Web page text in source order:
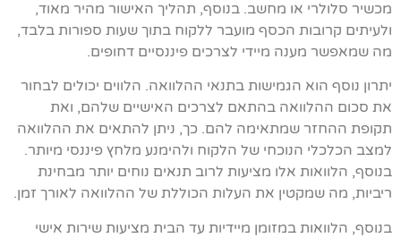
מכשיר סלולרי או מחשב. בנוסף, תהליך האישור מהיר מאוד,
ולעיתים קרובות הכסף מועבר ללקוח בתוך שעות ספורות בלבד,
מה שמאפשר מענה מיידי לצרכים פיננסיים דחופים.
יתרון נוסף הוא הגמישות בתנאי ההלוואה. הלווים יכולים לבחור
את סכום ההלוואה בהתאם לצרכים האישיים שלהם, ואת
תקופת ההחזר שמתאימה להם. כך, ניתן להתאים את ההלוואה
למצב הכלכלי הנוכחי של הלקוח ולהימנע מלחץ פיננסי מיותר.
בנוסף, הלוואות אלו מציעות לרוב תנאים נוחים יותר מבחינת
ריביות, מה שמקטין את העלות הכוללת של ההלוואה לאורך זמן.
בנוסף, הלוואות במזומן מיידיות עד הבית מציעות שירות אישי